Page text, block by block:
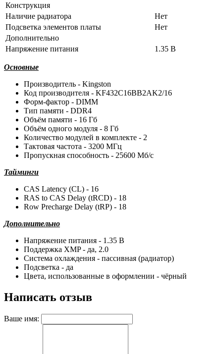
Конструкция
Наличие радиатора
Нет
Подсветка элементов платы
Нет
Дополнительно
Напряжение питания
1.35 В
Основные
Производитель - Kingston
Код производителя - KF432C16BB2AK2/16
Форм-фактор - DIMM
Тип памяти - DDR4
Объём памяти - 16 Гб
Объём одного модуля - 8 Гб
Количество модулей в комплекте - 2
Тактовая частота - 3200 МГц
Пропускная способность - 25600 Мб/с
Тайминги
CAS Latency (CL) - 16
RAS to CAS Delay (tRCD) - 18
Row Precharge Delay (tRP) - 18
Дополнительно
Напряжение питания - 1.35 В
Поддержка XMP - да, 2.0
Система охлаждения - пассивная (радиатор)
Подсветка - да
Цвета, использованные в оформлении - чёрный
Написать отзыв
Ваше имя: